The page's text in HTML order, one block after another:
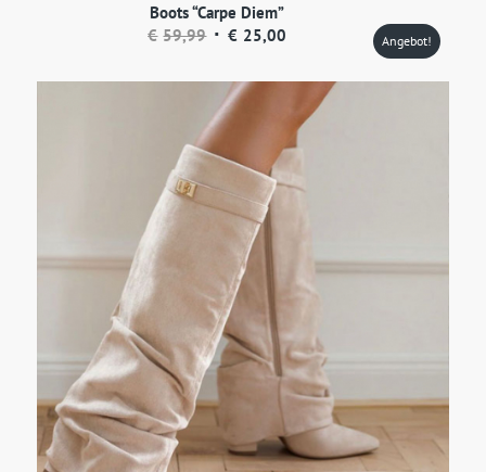
Boots “Carpe Diem”
€ 59,99 Ursprünglicher
war:
€59,99
€ 25,00
ist:
€25,00.
Angebot!